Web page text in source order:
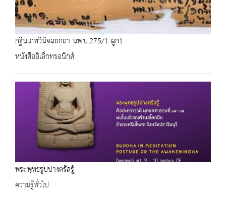
กฐินเภทวินิจฺฉยกถา นพ.บ.275/1 ผูก1
หนังสืออิเล็กทรอนิกส์
พระพุทธรูปปางตรัสรู้
ความรู้ทั่วไป